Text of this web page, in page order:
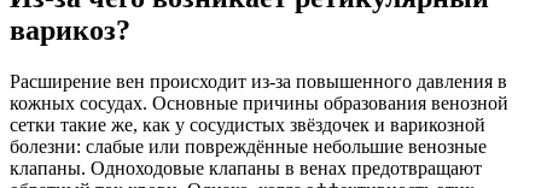
варикоз?
Расширение вен происходит из-за повышенного давления в
кожных сосудах. Основные причины образования венозной
сетки такие же, как у сосудистых звёздочек и варикозной
болезни: слабые или повреждённые небольшие венозные
клапаны. Одноходовые клапаны в венах предотвращают